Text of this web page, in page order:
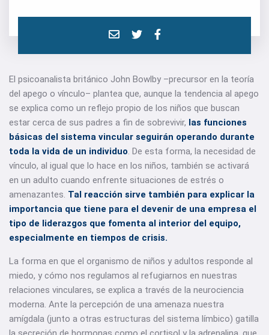
El psicoanalista británico John Bowlby –precursor en la teoría
del apego o vínculo– plantea que, aunque la tendencia al apego
se explica como un reflejo propio de los niños que buscan
estar cerca de sus padres a fin de sobrevivir, las funciones
básicas del sistema vincular seguirán operando durante
toda la vida de un individuo. De esta forma, la necesidad de
vínculo, al igual que lo hace en los niños, también se activará
en un adulto cuando enfrente situaciones de estrés o
amenazantes. Tal reacción sirve también para explicar la
importancia que tiene para el devenir de una empresa el
tipo de liderazgos que fomenta al interior del equipo,
especialmente en tiempos de crisis.
La forma en que el organismo de niños y adultos responde al
miedo, y cómo nos regulamos al refugiarnos en nuestras
relaciones vinculares, se explica a través de la neurociencia
moderna. Ante la percepción de una amenaza nuestra
amígdala (junto a otras estructuras del sistema límbico) gatilla